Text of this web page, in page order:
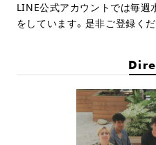
LINE公式アカウントでは毎週
をしています。是非ご登録くだ